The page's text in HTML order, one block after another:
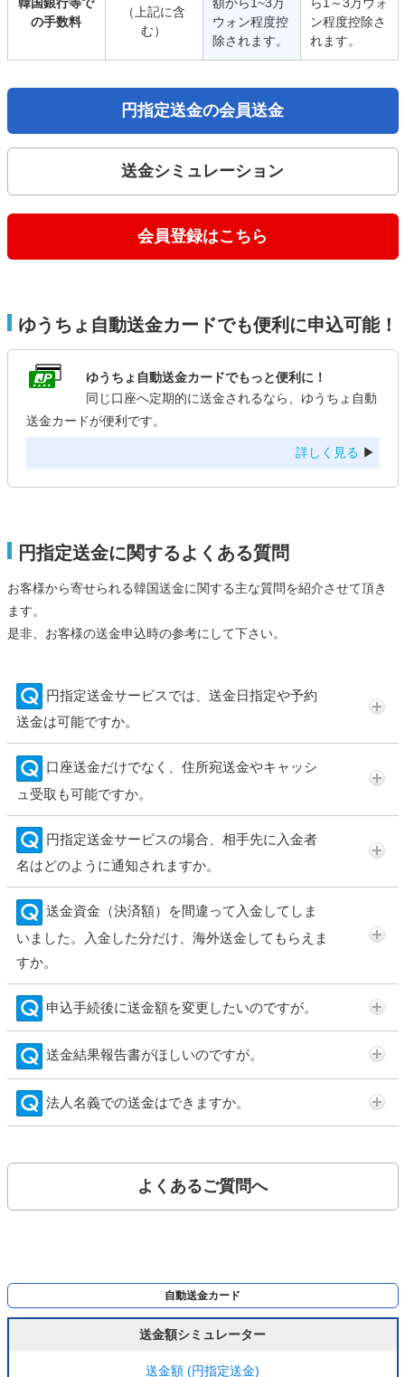
の手数料
（上記に含
む）
ウォン程度控
除されます。
ン程度控除さ
れます。
円指定送金の会員送金
送金シミュレーション
会員登録はこちら
ゆうちょ自動送金カードでも便利に申込可能！
ゆうちょ自動送金カードでもっと便利に！
同じ口座へ定期的に送金されるなら、ゆうちょ自動
送金カードが便利です。
詳しく見る ▶
円指定送金に関するよくある質問
お客様から寄せられる韓国送金に関する主な質問を紹介させて頂き
ます。
是非、お客様の送金申込時の参考にして下さい。
円指定送金サービスでは、送金日指定や予約
送金は可能ですか。
口座送金だけでなく、住所宛送金やキャッシ
ュ受取も可能ですか。
円指定送金サービスの場合、相手先に入金者
名はどのように通知されますか。
送金資金（決済額）を間違って入金してしま
いました。入金した分だけ、海外送金してもらえま
すか。
申込手続後に送金額を変更したいのですが。
送金結果報告書がほしいのですが。
法人名義での送金はできますか。
よくあるご質問へ
自動送金カード
送金額シミュレーター
送金額 (円指定送金)